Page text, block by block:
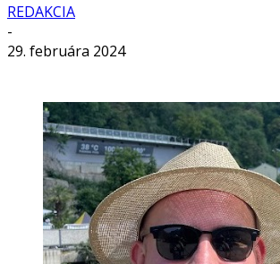
REDAKCIA
-
29. februára 2024